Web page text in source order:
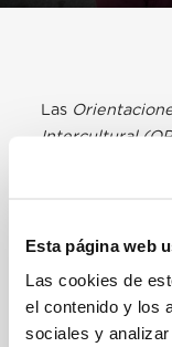
Esta página web
Las cookies de
el contenido y los
sociales y
Las
Intercultural
profundizar la
de marginalidad